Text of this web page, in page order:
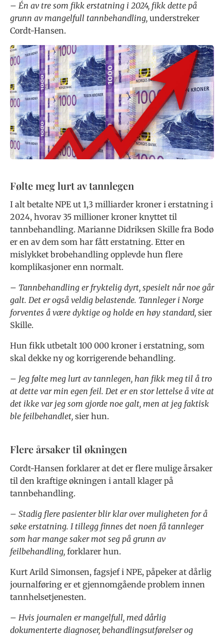
– Én av tre som fikk erstatning i 2024, fikk dette på
grunn av mangelfull tannbehandling, understreker
Cordt-Hansen.
Følte meg lurt av tannlegen
I alt betalte NPE ut 1,3 milliarder kroner i erstatning i
2024, hvorav 35 millioner kroner knyttet til
tannbehandling. Marianne Didriksen Skille fra Bodø
er en av dem som har fått erstatning. Etter en
mislykket brobehandling opplevde hun flere
komplikasjoner enn normalt.
– Tannbehandling er fryktelig dyrt, spesielt når noe går
galt. Det er også veldig belastende. Tannleger i Norge
forventes å være dyktige og holde en høy standard, sier
Skille.
Hun fikk utbetalt 100 000 kroner i erstatning, som
skal dekke ny og korrigerende behandling.
– Jeg følte meg lurt av tannlegen, han fikk meg til å tro
at dette var min egen feil. Det er en stor lettelse å vite at
det ikke var jeg som gjorde noe galt, men at jeg faktisk
ble feilbehandlet, sier hun.
Flere årsaker til økningen
Cordt-Hansen forklarer at det er flere mulige årsaker
til den kraftige økningen i antall klager på
tannbehandling.
– Stadig flere pasienter blir klar over muligheten for å
søke erstatning. I tillegg finnes det noen få tannleger
som har mange saker mot seg på grunn av
feilbehandling, forklarer hun.
Kurt Arild Simonsen, fagsjef i NPE, påpeker at dårlig
journalføring er et gjennomgående problem innen
tannhelsetjenesten.
– Hvis journalen er mangelfull, med dårlig
dokumenterte diagnoser, behandlingsutførelser og